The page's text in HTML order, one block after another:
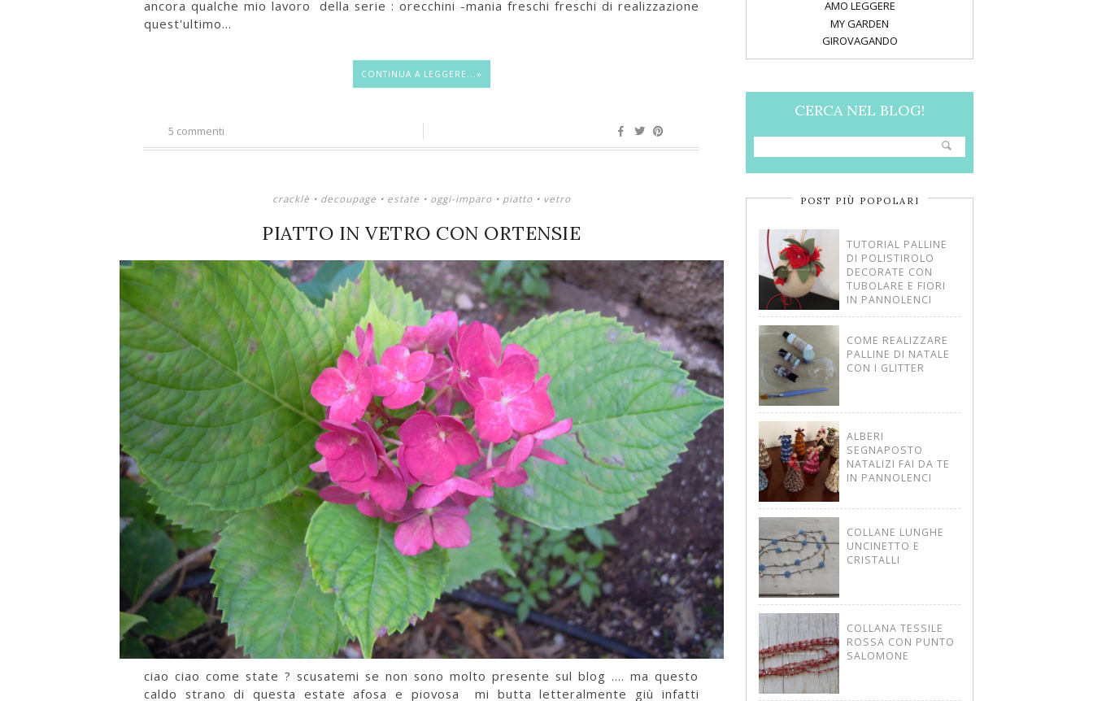
ancora qualche mio lavoro della serie : orecchini -mania freschi freschi di realizzazione
quest'ultimo...
CONTINUA A LEGGERE...»
5 commenti
cracklè • decoupage • estate • oggi-imparo• piatto• vetro
PIATTO IN VETRO CON ORTENSIE
ciao ciao come state ? scusatemi se non sono molto presente sul blog .... ma questo
caldo strano di questa estate afosa e piovosa mi butta letteralmente giù infatti
AMO LEGGERE
MY GARDEN
GIROVAGANDO
CERCA NEL BLOG!
POST PIÙ POPOLARI
TUTORIAL PALLINE
DI POLISTIROLO
DECORATE CON
TUBOLARE E FIORI
IN PANNOLENCI
COME REALIZZARE
PALLINE DI NATALE
CON I GLITTER
ALBERI
SEGNAPOSTO
NATALIZI FAI DA TE
IN PANNOLENCI
COLLANE LUNGHE
UNCINETTO E
CRISTALLI
COLLANA TESSILE
ROSSA CON PUNTO
SALOMONE